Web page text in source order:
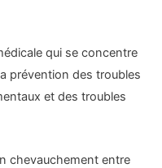
qui se concentre
prévention des troubles
et des troubles
chevauchement entre